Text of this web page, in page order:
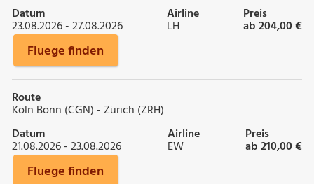
Datum
23.08.2026 - 27.08.2026
Airline
LH
Preis
ab 204,00 €
Fluege finden
Route
Köln Bonn (CGN) - Zürich (ZRH)
Datum
21.08.2026 - 23.08.2026
Airline
EW
Preis
ab 210,00 €
Fluege finden